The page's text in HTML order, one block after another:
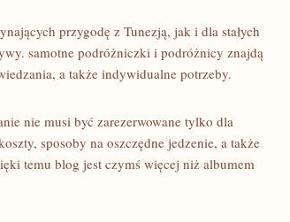
przygodę z Tunezją, jak i dla stałych
samotne podróżniczki i podróżnicy znajdą
a także indywidualne potrzeby.
nie musi być zarezerwowane tylko dla
sposoby na oszczędne jedzenie, a także
temu blog jest czymś więcej niż albumem